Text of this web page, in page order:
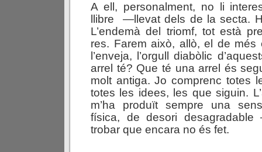
A ell, personalment, no li
llibre —llevat dels de la secta.
L’endemà del triomf, tot està
res. Farem això, allò, el de
l’enveja, l’orgull diabòlic
arrel té? Que té una arrel és
molt antiga. Jo comprenc totes
totes les idees, les que siguin.
m’ha produït sempre una
física, de desori
trobar que encara no és fet.